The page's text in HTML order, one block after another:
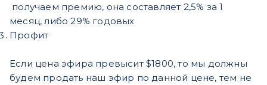
получаем премию, она составляет 2,5% за 1
месяц, либо 29% годовых
Профит
Если цена эфира превысит $1800, то мы должны
будем продать наш эфир по данной цене, тем не